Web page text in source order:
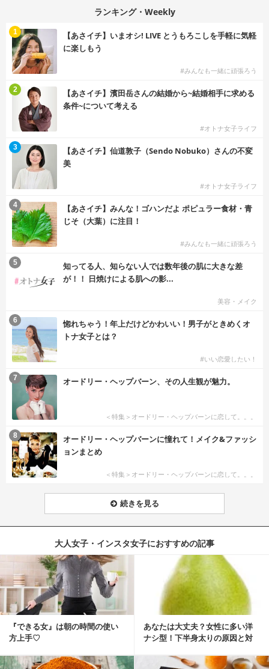
ランキング・Weekly
【あさイチ】いまオシ! LIVE とうもろこしを手軽に気軽
に楽しもう
#みんなも一緒に頑張ろう
1
【あさイチ】濱田岳さんの結婚から~結婚相手に求める
条件~について考える
#オトナ女子ライフ
2
【あさイチ】仙道敦子（Sendo Nobuko）さんの不変
美
#オトナ女子ライフ
3
【あさイチ】みんな！ゴハンだよ ポピュラー食材・青
じそ（大葉）に注目！
#みんなも一緒に頑張ろう
4
知ってる人、知らない人では数年後の肌に大きな差
が！！ 日焼けによる肌への影...
美容・メイク
5
惚れちゃう！年上だけどかわいい！男子がときめくオ
トナ女子とは？
#いい恋愛したい！
6
オードリー・ヘップバーン、その人生観が魅力。
＜特集＞オードリー・ヘップバーンに恋して。。。
7
オードリー・ヘップバーンに憧れて！メイク&ファッシ
ョンまとめ
＜特集＞オードリー・ヘップバーンに恋して。。。
8
続きを見る
大人女子・インスタ女子におすすめの記事
『できる女』は朝の時間の使い
方上手♡
あなたは大丈夫？女性に多い洋
ナシ型！下半身太りの原因と対